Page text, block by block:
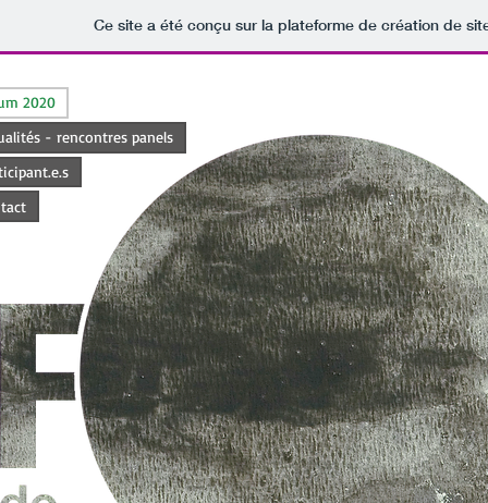
Ce site a été conçu sur la plateforme de création de
2020
- rencontres panels